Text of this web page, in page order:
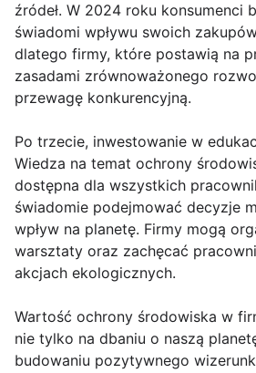
źródeł. W 2024 roku konsumenci
świadomi wpływu swoich
dlatego firmy, które postawią na
zasadami zrównoważonego
przewagę konkurencyjną.
Po trzecie, inwestowanie w
Wiedza na temat ochrony
dostępna dla wszystkich
świadomie podejmować decyzje
wpływ na planetę. Firmy mogą
warsztaty oraz zachęcać
akcjach ekologicznych.
Wartość ochrony środowiska w
nie tylko na dbaniu o naszą
budowaniu pozytywnego